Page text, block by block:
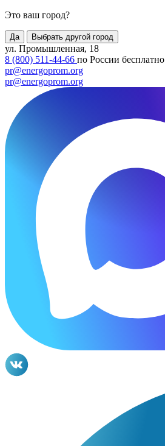
Это ваш город?
Да Выбрать другой город
ул. Промышленная, 18
8 (800) 511-44-66 по России бесплатно
pr@energoprom.org
pr@energoprom.org